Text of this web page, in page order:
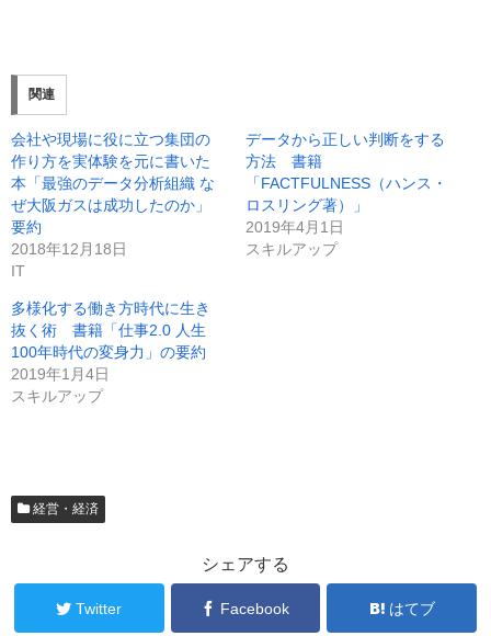
関連
会社や現場に役に立つ集団の
作り方を実体験を元に書いた
本「最強のデータ分析組織 な
ぜ大阪ガスは成功したのか」
要約
2018年12月18日
IT
データから正しい判断をする
方法 書籍
「FACTFULNESS（ハンス・
ロスリング著）」
2019年4月1日
スキルアップ
多様化する働き方時代に生き
抜く術 書籍「仕事2.0 人生
100年時代の変身力」の要約
2019年1月4日
スキルアップ
経営・経済
シェアする
Twitter Facebook はてブ